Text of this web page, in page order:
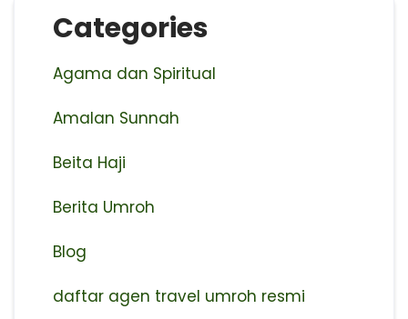
Categories
Agama dan Spiritual
Amalan Sunnah
Beita Haji
Berita Umroh
Blog
daftar agen travel umroh resmi